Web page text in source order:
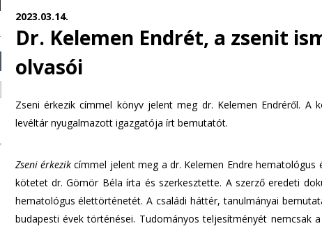
2023.03.14.
Dr. Kelemen Endrét, a zsenit
olvasói
Zseni érkezik címmel könyv jelent meg dr. Kelemen Endréről. A
levéltár nyugalmazott igazgatója írt bemutatót.
Zseni érkezik címmel jelent meg a dr. Kelemen Endre
kötetet dr. Gömör Béla írta és szerkesztette. A szerző eredeti
hematológus élettörténetét. A családi háttér, tanulmányai
budapesti évek történései. Tudományos teljesítményét nemcsak